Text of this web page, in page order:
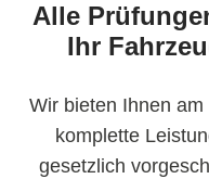
Alle
Ihr
Wir bieten Ihnen
komplette
gesetzlich